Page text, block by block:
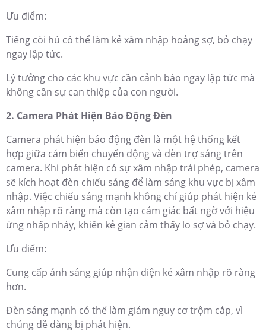
Ưu điểm:
Tiếng còi hú có thể làm kẻ xâm nhập hoảng sợ, bỏ chạy
ngay lập tức.
Lý tưởng cho các khu vực cần cảnh báo ngay lập tức mà
không cần sự can thiệp của con người.
2. Camera Phát Hiện Báo Động Đèn
Camera phát hiện báo động đèn là một hệ thống kết
hợp giữa cảm biến chuyển động và đèn trợ sáng trên
camera. Khi phát hiện có sự xâm nhập trái phép, camera
sẽ kích hoạt đèn chiếu sáng để làm sáng khu vực bị xâm
nhập. Việc chiếu sáng mạnh không chỉ giúp phát hiện kẻ
xâm nhập rõ ràng mà còn tạo cảm giác bất ngờ với hiệu
ứng nhấp nháy, khiến kẻ gian cảm thấy lo sợ và bỏ chạy.
Ưu điểm:
Cung cấp ánh sáng giúp nhận diện kẻ xâm nhập rõ ràng
hơn.
Đèn sáng mạnh có thể làm giảm nguy cơ trộm cắp, vì
chúng dễ dàng bị phát hiện.